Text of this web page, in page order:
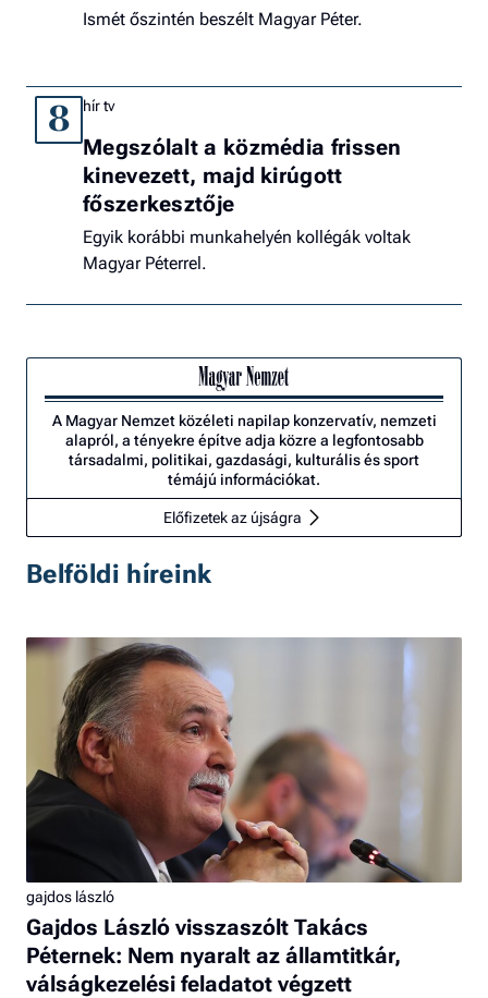
Ismét őszintén beszélt Magyar Péter.
8 hír tv
Megszólalt a közmédia frissen
kinevezett, majd kirúgott
főszerkesztője
Egyik korábbi munkahelyén kollégák voltak
Magyar Péterrel.
A Magyar Nemzet közéleti napilap konzervatív, nemzeti
alapról, a tényekre építve adja közre a legfontosabb
társadalmi, politikai, gazdasági, kulturális és sport
témájú információkat.
Előfizetek az újságra
Belföldi híreink
gajdos lászló
Gajdos László visszaszólt Takács
Péternek: Nem nyaralt az államtitkár,
válságkezelési feladatot végzett